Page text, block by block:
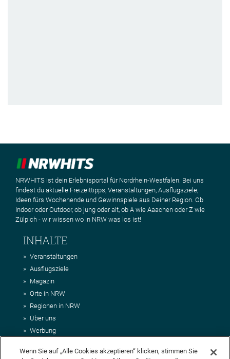
NRWHITS ist dein Erlebnisportal für Nordrhein-Westfalen. Bei uns
findest du aktuelle Freizeittipps, Veranstaltungen, Ausflugsziele,
Ideen fürs Wochenende und Gewinnspiele aus Deiner Region. Ob
Indoor oder Outdoor, ob jung oder alt, ob A wie Aaachen oder Z wie
Zülpich - wir wissen wo in NRW was los ist!
INHALTE
Veranstaltungen
Ausflugsziele
Magazin
Orte in NRW
Regionen in NRW
Über uns
Werbung
Impressum
Wenn Sie auf „Alle Cookies akzeptieren“ klicken, stimmen Sie